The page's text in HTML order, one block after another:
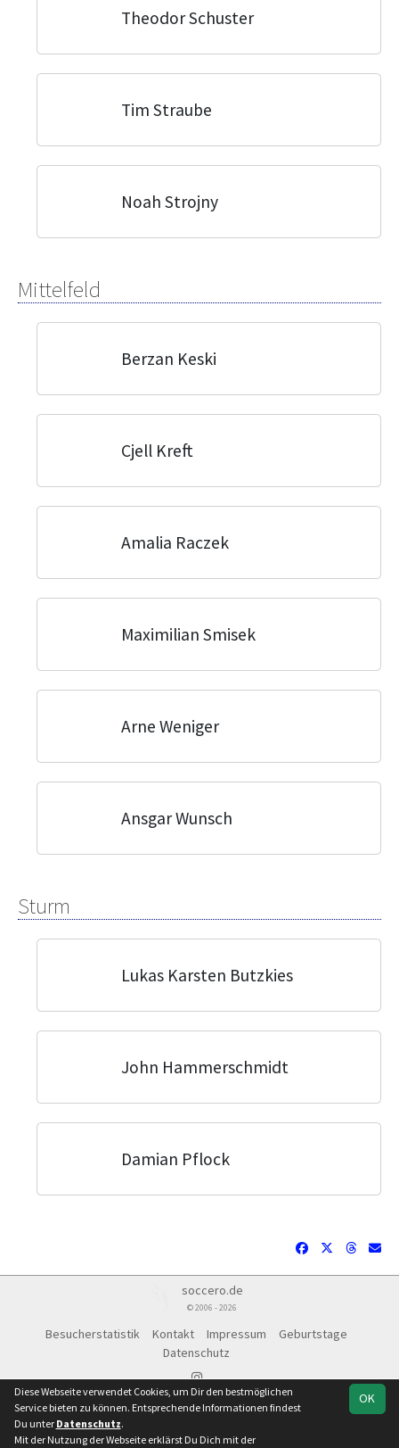
Theodor Schuster
Tim Straube
Noah Strojny
Mittelfeld
Berzan Keski
Cjell Kreft
Amalia Raczek
Maximilian Smisek
Arne Weniger
Ansgar Wunsch
Sturm
Lukas Karsten Butzkies
John Hammerschmidt
Damian Pflock
soccero.de
© 2006 - 2026
Besucherstatistik Kontakt Impressum
Geburtstage
Datenschutz
OK
Diese Webseite verwendet Cookies, um Dir den bestmöglichen
Service bieten zu können. Entsprechende Informationen findest
Du unter Datenschutz.
Mit der Nutzung der Webseite erklärst Du Dich mit der